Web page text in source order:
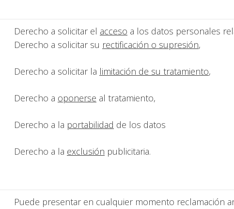
Derecho a solicitar el acceso a los datos personales
Derecho a solicitar su rectificación o supresión,
Derecho a solicitar la limitación de su tratamiento,
Derecho a oponerse al tratamiento,
Derecho a la portabilidad de los datos
Derecho a la exclusión publicitaria.
Puede presentar en cualquier momento reclamación